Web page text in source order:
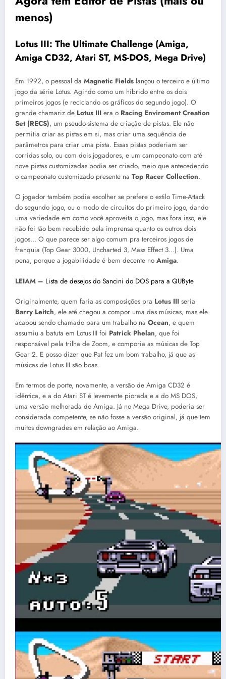
menos)
Lotus III: The Ultimate Challenge (Amiga,
Amiga CD32, Atari ST, MS-DOS, Mega Drive)
Em 1992, o pessoal da Magnetic Fields lançou o terceiro e último
jogo da série Lotus. Agindo como um híbrido entre os dois
primeiros jogos (e reciclando os gráficos do segundo jogo). O
grande chamariz de Lotus III era o Racing Enviroment Creation
Set (RECS), um pseudo-sistema de criação de pistas. Ele não
permitia criar as pistas em si, mas criar uma sequência de
parâmetros para criar uma pista. Essas pistas poderiam ser
corridas solo, ou com dois jogadores, e um campeonato com até
nove pistas customizadas podia ser criado, meio que antecedendo
o campeonato customizado presente na Top Racer Collection.
O jogador também podia escolher se prefere o estilo Time-Attack
do segundo jogo, ou o modo de circuitos do primeiro jogo, dando
uma variedade em como você aproveita o jogo, mas fora isso, ele
não foi tão bem recebido pela imprensa quanto os outros dois
jogos… O que parece ser algo comum pra terceiros jogos de
franquia (Top Gear 3000, Uncharted 3, Mass Effect 3…). Uma
pena, porque a jogabilidade é bem decente no Amiga.
LEIAM – Lista de desejos do Sancini do DOS para a QUByte
Originalmente, quem faria as composições pra Lotus III seria
Barry Leitch, ele até chegou a compor uma das músicas, mas ele
acabou sendo chamado para um trabalho na Ocean, e quem
assumiu a batuta em Lotus III foi Patrick Phelan, que foi
responsável pela trilha de Zoom, e comporia as músicas de Top
Gear 2. E posso dizer que Pat fez um bom trabalho, já que as
músicas de Lotus III são boas.
Em termos de porte, novamente, a versão de Amiga CD32 é
idêntica, e a do Atari ST é levemente piorada e a do MS DOS,
uma versão melhorada do Amiga. Já no Mega Drive, poderia ser
considerada competente, se não fosse a versão original, já que tem
muitos downgrades em relação ao Amiga.